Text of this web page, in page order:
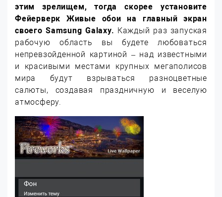
этим зрелищем, тогда скорее установите
Фейерверк Живые обои на главный экран
своегоSamsung Galaxy. Каждый раз запуская
рабочую область вы будете любоваться
непревзойденной картиной – над известными
и красивыми местами крупных мегаполисов
мира будут взрываться разноцветные
салюты, создавая праздничную и веселую
атмосферу.